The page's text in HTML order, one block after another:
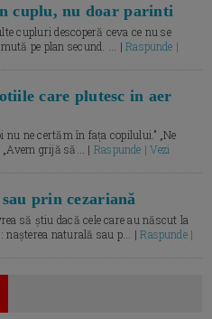
cuplu, nu doar parinti
cupluri descoperă ceva ce nu se
pe plan secund. ... |Raspunde |
care plutesc in aer
nu ne certăm în fața copilului.” „Ne
grijă să... | Raspunde | Vezi
prin cezariană
să știu dacă cele care au născut la
nașterea naturală sau p... |Raspunde |